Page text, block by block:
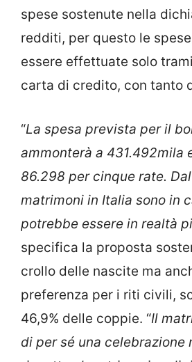
spese sostenute nella
redditi, per questo le
essere effettuate solo
carta di credito, con tanto
“La spesa prevista per il
ammonterà a 431.492mila
86.298 per cinque rate.
matrimoni in Italia sono in
potrebbe essere in realtà
specifica la proposta
crollo delle nascite ma
preferenza per i riti civili,
46,9% delle coppie. “Il
di per sé una celebrazione